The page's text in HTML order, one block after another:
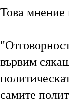
Това мнение
вървим
самите